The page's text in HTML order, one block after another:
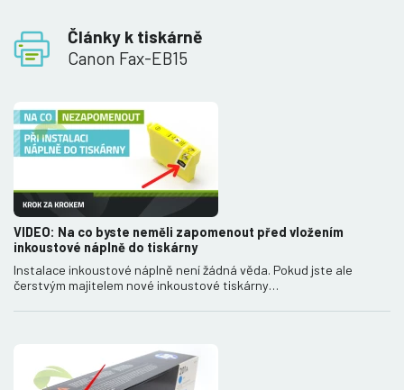
Články k tiskárně
Canon Fax-EB15
VIDEO: Na co byste neměli zapomenout před vložením
inkoustové náplně do tiskárny
Instalace inkoustové náplně není žádná věda. Pokud jste ale
čerstvým majitelem nové inkoustové tiskárny…